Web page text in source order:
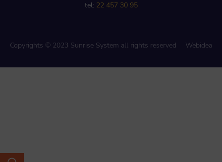
tel: 22 457 30 95
Copyrights © 2023 Sunrise System all rights reserved Webidea